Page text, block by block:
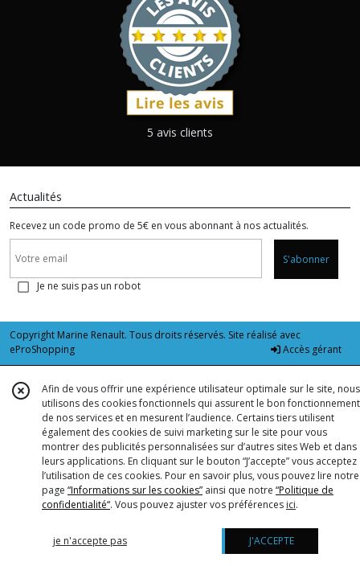
5 avis clients
Actualités
Recevez un code promo de 5€ en vous abonnant à nos actualités.
S'abonner
Je ne suis pas un robot
Copyright Marine Renault. Tous droits réservés. Site réalisé avec
eProShopping
Accès gérant
Afin de vous offrir une expérience utilisateur optimale sur le site, nous
utilisons des cookies fonctionnels qui assurent le bon fonctionnement
de nos services et en mesurent l’audience. Certains tiers utilisent
également des cookies de suivi marketing sur le site pour vous
montrer des publicités personnalisées sur d’autres sites Web et dans
leurs applications. En cliquant sur le bouton “J’accepte” vous acceptez
l’utilisation de ces cookies. Pour en savoir plus, vous pouvez lire notre
page “Informations sur les cookies” ainsi que notre “Politique de
confidentialité“. Vous pouvez ajuster vos préférences ici.
je n'accepte pas J'ACCEPTE